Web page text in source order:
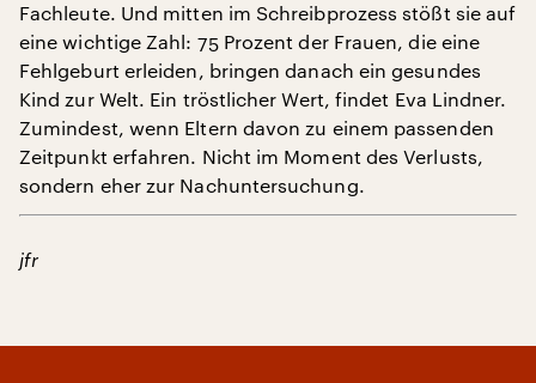
Fachleute. Und mitten im Schreibprozess stößt sie auf
eine wichtige Zahl: 75 Prozent der Frauen, die eine
Fehlgeburt erleiden, bringen danach ein gesundes
Kind zur Welt. Ein tröstlicher Wert, findet Eva Lindner.
Zumindest, wenn Eltern davon zu einem passenden
Zeitpunkt erfahren. Nicht im Moment des Verlusts,
sondern eher zur Nachuntersuchung.
jfr